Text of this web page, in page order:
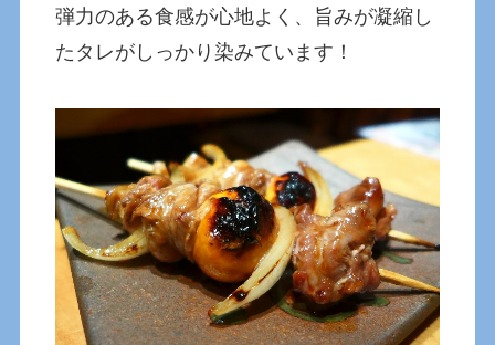
弾力のある食感が心地よく、旨みが凝縮し
たタレがしっかり染みています！